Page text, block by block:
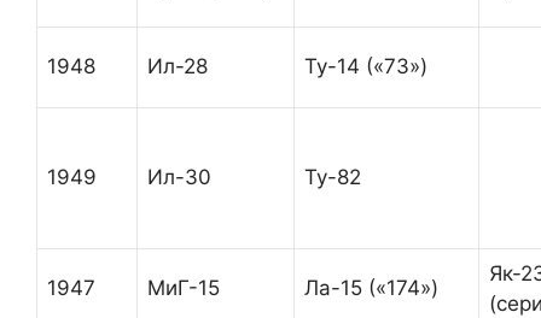
1948 Ил-28 Ту-14 («73»)
1949 Ил-30 Ту-82
1947 МиГ-15 Ла-15 («174»)
Як-